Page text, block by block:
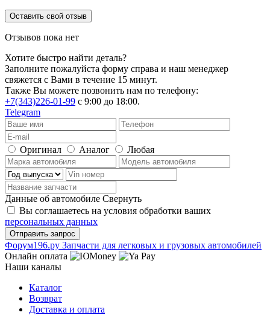
Оставить свой отзыв
Отзывов пока нет
Хотите быстро найти деталь?
Заполните пожалуйста форму справа и наш менеджер
свяжется с Вами в течение 15 минут.
Также Вы можете позвонить нам по телефону:
+7(343)226-01-99 с 9:00 до 18:00.
Telegram
Оригинал Аналог Любая
Данные об автомобиле Свернуть
Вы соглашаетесь на условия обработки ваших
персональных данных
Фoрум196.ру Запчасти для легковых и грузовых автомобилей
Онлайн оплата
Наши каналы
Каталог
Возврат
Доставка и оплата